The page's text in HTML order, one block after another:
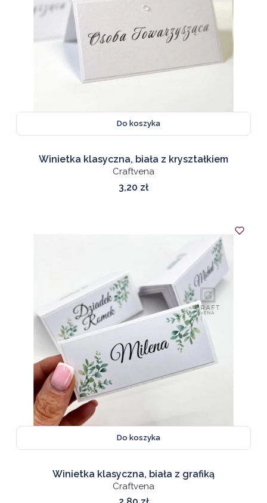
Do koszyka
Winietka klasyczna, biała z kryształkiem
Craftvena
Cena
3,20 zł
Do koszyka
Winietka klasyczna, biała z grafiką
Craftvena